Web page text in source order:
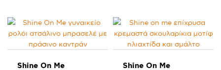
Shine On Me
Shine On Me